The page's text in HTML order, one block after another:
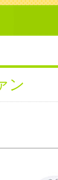
新しました！
ン